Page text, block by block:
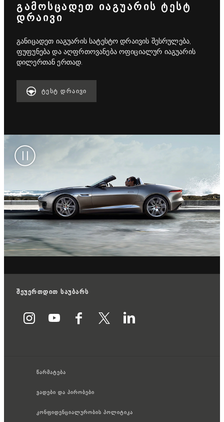
ᲒᲐᲛᲝᲡᲪᲐᲓᲔᲗ ᲘᲐᲒᲣᲐᲠᲘᲡ ᲢᲔᲡᲢ
ᲓᲠᲐᲘᲕᲘ
განიცადეთ იაგუარის სატესტო დრაივის შესრულება,
ფუფუნება და აღფრთოვანება ოფიციალურ იაგუარის
დილერთან ერთად.
ᲢᲔᲡᲢ ᲓᲠᲐᲘᲕᲘ
შეუერთდით საუბარს
წარმატება
ვადები და პირობები
კონფიდენციალურობის პოლიტიკა